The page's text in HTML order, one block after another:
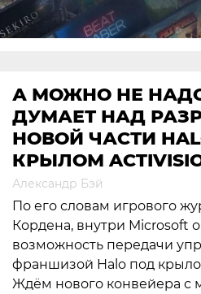
А МОЖНО НЕ НАДО:
ДУМАЕТ НАД
НОВОЙ ЧАСТИ
КРЫЛОМ
Александр Бэй
По его словам игрового
Кордена, внутри Microsoft
возможность передачи
франшизой Halo под крыло
Ждём нового конвейера с